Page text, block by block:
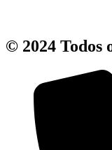
© 2024 Todos